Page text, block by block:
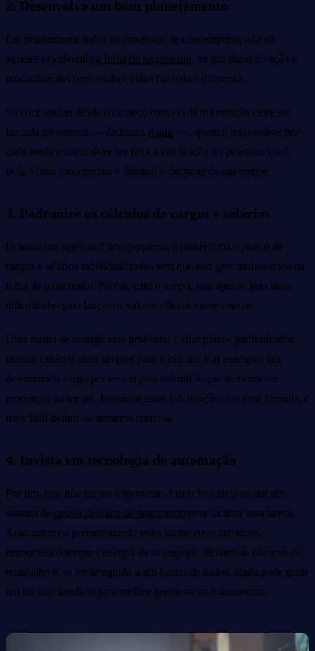
2. Desenvolva um bom planejamento
Em praticamente todos os processos de uma empresa, não só
aqueles envolvendo a folha de pagamento, ter um plano de ação e
procedimentos bem estabelecidos faz toda a diferença.
Se você souber desde o começo como cada informação deve ser
lançada no sistema — de forma digital —, quem é responsável por
cada tarefa e como deve ser feita a verificação do processo você
evita vários travamentos e diminui o desgaste da sua equipe.
3. Padronize os cálculos de cargos e salários
Quando um negócio é bem pequeno, é possível criar planos de
cargos e salários individualizados sem que isso gere muitos erros na
folha de pagamento. Porém, com o tempo, isso apenas gera mais
dificuldades para lançar os valores oficiais corretamente.
Uma forma de corrigir esse problema é criar planos padronizados,
usando critérios mais simples para o cálculo. Por exemplo, um
determinado cargo por ter um piso salarial X que aumenta em
proporção ao tempo. Inserindo essas informações em uma fórmula, é
mais fácil definir os números corretos.
4. Invista em tecnologia de automação
Por fim, mas não menos importante, é uma boa ideia adotar um
sistema de gestão de folha de pagamento para facilitar essa tarefa.
Automatizar o preenchimento evita vários erros humanos,
economiza o tempo e energia da sua equipe, diminui as chances de
retrabalho e, se for integrado a um banco de dados, ainda pode gerar
um backup imediato para melhor gerenciar os documentos.